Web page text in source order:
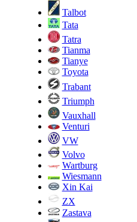
Talbot
Tata
Tatra
Tianma
Tianye
Toyota
Trabant
Triumph
Vauxhall
Venturi
VW
Volvo
Wartburg
Wiesmann
Xin Kai
ZX
Zastava